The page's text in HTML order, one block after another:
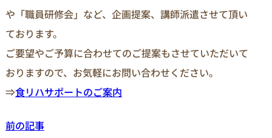
や「職員研修会」など、企画提案、講師派遣させて頂い
ております。
ご要望やご予算に合わせてのご提案もさせていただいて
おりますので、お気軽にお問い合わせください。
⇒食リハサポートのご案内
前の記事